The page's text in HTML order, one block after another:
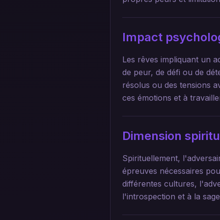
Impact
Les rêves impliquant un
de peur, de défi ou de
résolus ou des tensions
ces émotions et à
Dimension
Spirituellement,
épreuves nécessaires
différentes cultures,
l'introspection et à la